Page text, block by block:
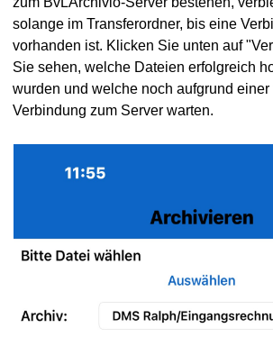
solange im Transferordner, bis eine
vorhanden ist. Klicken Sie unten auf
Sie sehen, welche Dateien erfolgreich
wurden und welche noch aufgrund einer
Verbindung zum Server warten.